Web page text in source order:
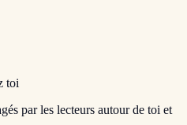
toi
par les lecteurs autour de toi et